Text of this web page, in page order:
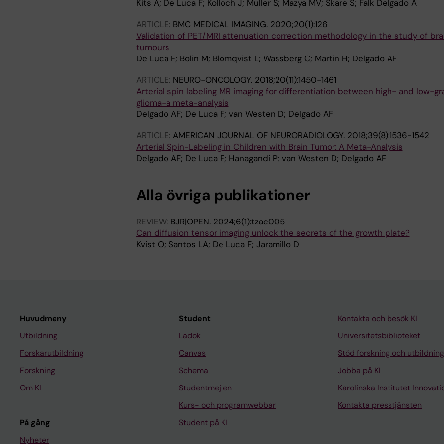
Kits A; De Luca F; Kolloch J; Muller S; Mazya MV; Skare S; Falk Delgado A
ARTICLE: BMC MEDICAL IMAGING. 2020;20(1):126
Validation of PET/MRI attenuation correction methodology in the study of
tumours
De Luca F; Bolin M; Blomqvist L; Wassberg C; Martin H; Delgado AF
ARTICLE: NEURO-ONCOLOGY. 2018;20(11):1450-1461
Arterial spin labeling MR imaging for differentiation between high- and low-
glioma-a meta-analysis
Delgado AF; De Luca F; van Westen D; Delgado AF
ARTICLE: AMERICAN JOURNAL OF NEURORADIOLOGY. 2018;39(8):1536-1542
Arterial Spin-Labeling in Children with Brain Tumor: A Meta-Analysis
Delgado AF; De Luca F; Hanagandi P; van Westen D; Delgado AF
Alla övriga publikationer
REVIEW: BJR|OPEN. 2024;6(1):tzae005
Can diffusion tensor imaging unlock the secrets of the growth plate?
Kvist O; Santos LA; De Luca F; Jaramillo D
Huvudmeny
Utbildning
Forskarutbildning
Forskning
Om KI
På gång
Nyheter
Student
Ladok
Canvas
Schema
Studentmejlen
Kurs- och programwebbar
Student på KI
Kontakta och besök KI
Universitetsbiblioteket
Stöd forskning och utbildning
Jobba på KI
Karolinska Institutet
Kontakta presstjänsten